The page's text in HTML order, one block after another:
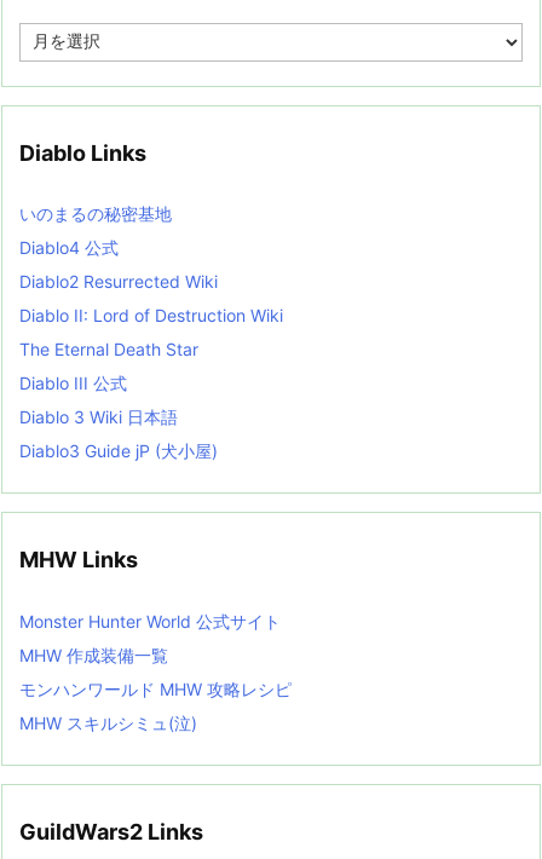
e
i
s
t
Diablo Links
いのまるの秘密基地
Diablo4 公式
Diablo2 Resurrected Wiki
Diablo II: Lord of Destruction Wiki
The Eternal Death Star
Diablo III 公式
Diablo 3 Wiki 日本語
Diablo3 Guide jP (犬小屋)
MHW Links
Monster Hunter World 公式サイト
MHW 作成装備一覧
モンハンワールド MHW 攻略レシピ
MHW スキルシミュ(泣)
GuildWars2 Links